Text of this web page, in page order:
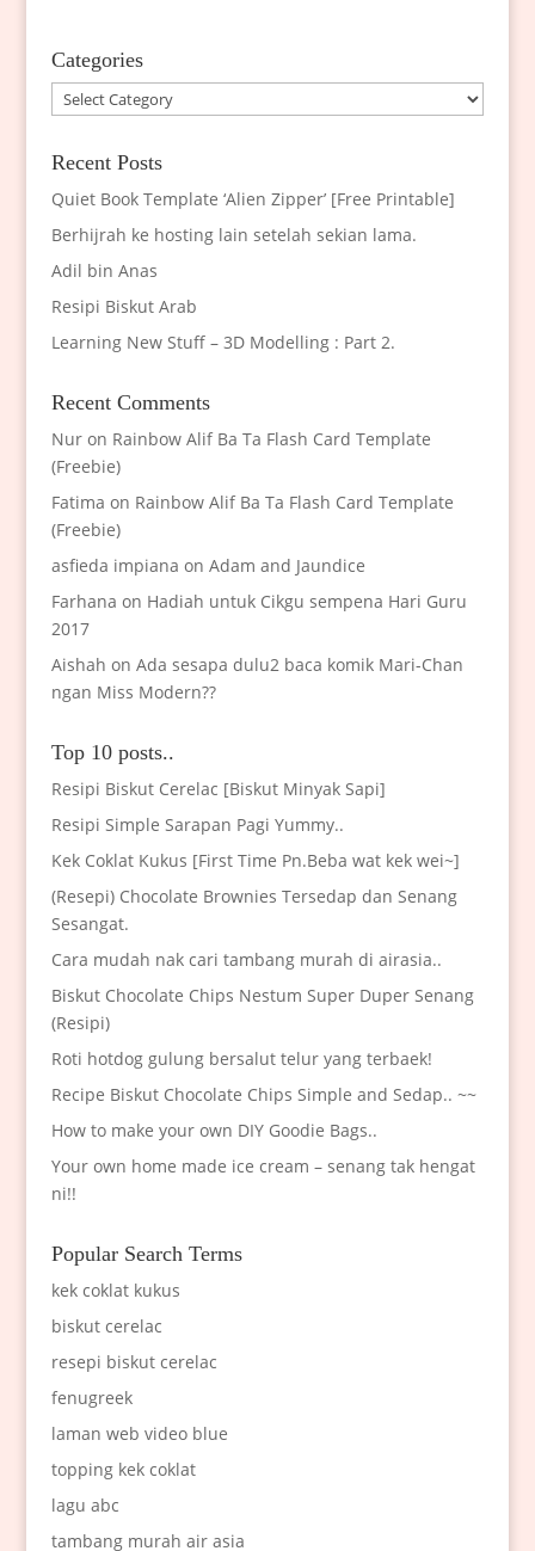
Categories
Categories
Recent Posts
Quiet Book Template ‘Alien Zipper’ [Free Printable]
Berhijrah ke hosting lain setelah sekian lama.
Adil bin Anas
Resipi Biskut Arab
Learning New Stuff – 3D Modelling : Part 2.
Recent Comments
Nuron Rainbow Alif Ba Ta Flash Card Template
(Freebie)
Fatima on Rainbow Alif Ba Ta Flash Card Template
(Freebie)
asfieda impiana on Adam and Jaundice
Farhana on Hadiah untuk Cikgu sempena Hari Guru
2017
Aishah on Ada sesapa dulu2 baca komik Mari-Chan
ngan Miss Modern??
Top 10 posts..
Resipi Biskut Cerelac [Biskut Minyak Sapi]
Resipi Simple Sarapan Pagi Yummy..
Kek Coklat Kukus [First Time Pn.Beba wat kek wei~]
(Resepi) Chocolate Brownies Tersedap dan Senang
Sesangat.
Cara mudah nak cari tambang murah di airasia..
Biskut Chocolate Chips Nestum Super Duper Senang
(Resipi)
Roti hotdog gulung bersalut telur yang terbaek!
Recipe Biskut Chocolate Chips Simple and Sedap.. ~~
How to make your own DIY Goodie Bags..
Your own home made ice cream – senang tak hengat
ni!!
Popular Search Terms
kek coklat kukus
biskut cerelac
resepi biskut cerelac
fenugreek
laman web video blue
topping kek coklat
lagu abc
tambang murah air asia